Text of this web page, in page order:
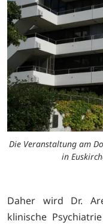
Die Veranstaltung am
in
Daher wird Dr.
klinische